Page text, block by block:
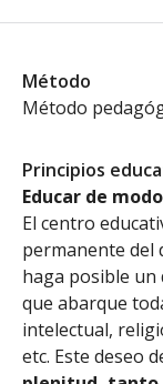
Método
Método
Principios
Educar de
El centro
permanente del
haga posible
que abarque
intelectual,
etc. Este deseo